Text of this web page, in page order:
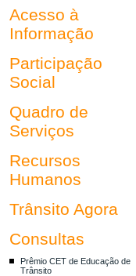
Acesso à
Informação
Participação
Social
Quadro de
Serviços
Recursos
Humanos
Trânsito Agora
Consultas
Prêmio CET de Educação de
Trânsito